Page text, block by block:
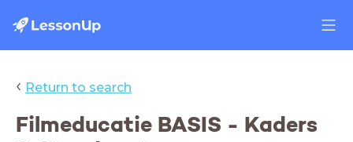
‹ Return to search
Filmeducatie BASIS - Kaders